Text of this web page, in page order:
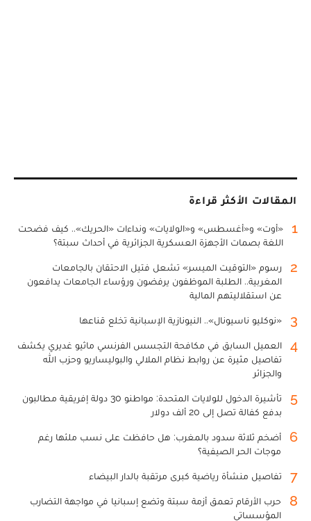
المقالات الأكثر قراءة
1
«أوت» و«أغسطس» و«الولايات» ونداءات «الحريك».. كيف فضحت
اللغة بصمات الأجهزة العسكرية الجزائرية في أحداث سبتة؟
2
رسوم «التوقيت الميسر» تشعل فتيل الاحتقان بالجامعات
المغربية.. الطلبة الموظفون يرفضون ورؤساء الجامعات يدافعون
عن استقلاليتهم المالية
3 «نوكليو ناسيونال».. النيونازية الإسبانية تخلع قناعها
4
العميل السابق في مكافحة التجسس الفرنسي ماثيو غديري يكشف
تفاصيل مثيرة عن روابط نظام الملالي والبوليساريو وحزب الله
والجزائر
5
تأشيرة الدخول للولايات المتحدة: مواطنو 30 دولة إفريقية مطالبون
بدفع كفالة تصل إلى 20 ألف دولار
6
أضخم ثلاثة سدود بالمغرب: هل حافظت على نسب ملئها رغم
موجات الحر الصيفية؟
7 تفاصيل منشأة رياضية كبرى مرتقبة بالدار البيضاء
8
حرب الأرقام تعمق أزمة سبتة وتضع إسبانيا في مواجهة التضارب
المؤسساتي